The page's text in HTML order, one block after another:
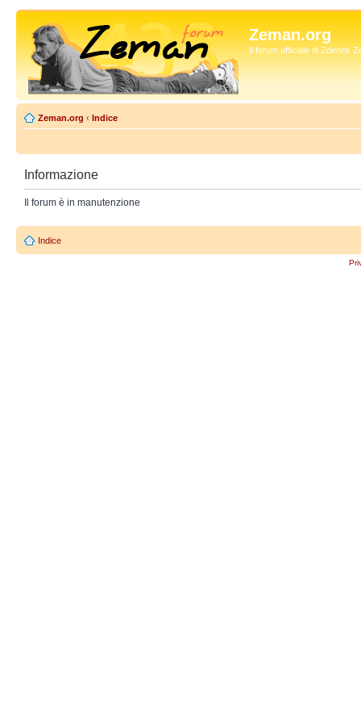
Zeman.org
Il forum ufficiale di Zdenek
Zeman.org ‹ Indice
Informazione
Il forum è in manutenzione
Indice